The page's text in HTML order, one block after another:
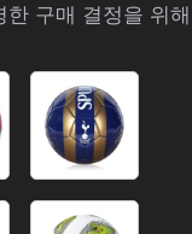
구매 결정을 위